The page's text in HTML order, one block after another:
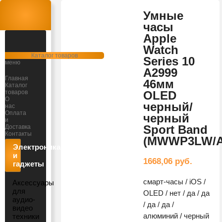
меню
Главная
Каталог
товаров
О
нас
Оплата
и
Доставка
Контакты
Электроника
и
гаджеты
Аксессуары
для
аудио-
видео
техники
Каталог товаров
Умные
часы
Apple
Watch
Series 10
A2999
46мм
OLED
черный/
черный
Sport Band
(MWWP3LW/
1668,06 руб.
смарт-часы / iOS /
OLED / нет / да / да
/ да / да /
алюминий / черный